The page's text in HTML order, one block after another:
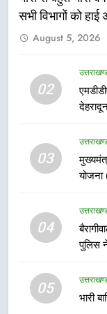
सभी विभागों को
August 5, 2026
02
03
योजना
04
पुलिस ने
05
भारी
6
7
1